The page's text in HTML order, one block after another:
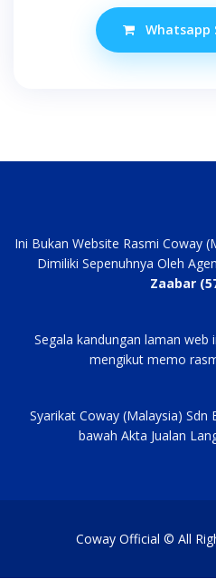
Whatsapp
Ini Bukan Website Rasmi Coway
Dimiliki Sepenuhnya Oleh
Zaabar
Segala kandungan laman web
mengikut memo
Syarikat Coway (Malaysia)
bawah Akta Jualan
Coway Official © All